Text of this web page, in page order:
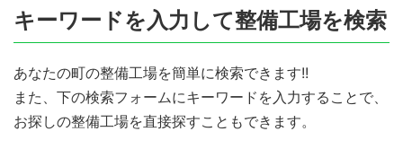
キーワードを入力して整備工場を検索
あなたの町の整備工場を簡単に検索できます!!
また、下の検索フォームにキーワードを入力することで、
お探しの整備工場を直接探すこともできます。